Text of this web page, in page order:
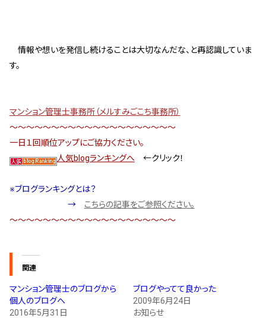
情報や想いを発信し続けることは大切なんだな、と再認識していま
す。
マンション管理士事務所（メルすみごこち事務所）
～～～～～～～～～～～～～～～～～～～～
一日１回順位アップにご協力ください。
人気blogランキングへ←クリック！
※ブログランキングとは？
→
こちらの記事をご参照ください。
～～～～～～～～～～～～～～～～～～～～
関連
マンション管理士のブログから
個人のブログへ
2016年5月31日
ブログやってて良かった
2009年6月24日
お知らせ